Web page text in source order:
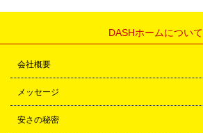
DASHホームについて
会社概要
メッセージ
安さの秘密